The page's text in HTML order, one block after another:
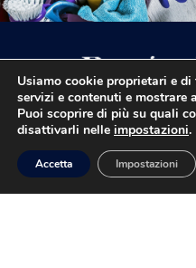
Sei alla ricerca di
e professionale?
Usiamo cookie proprietari e
servizi e contenuti e mostrare
Puoi scoprire di più su quali
disattivarli nelle impostazioni.
Accetta Impostazioni